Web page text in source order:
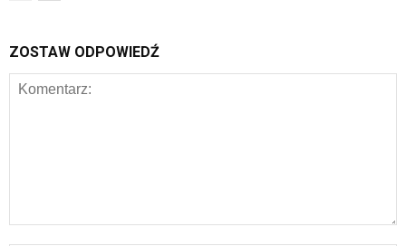
ZOSTAW ODPOWIEDŹ